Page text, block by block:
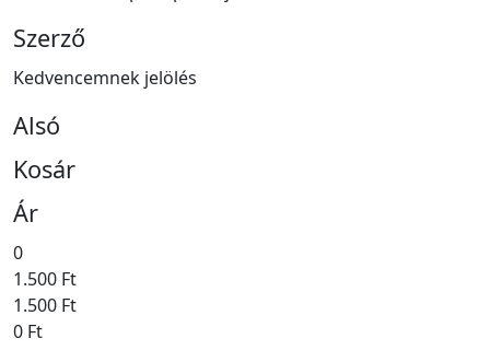
Szerző
Kedvencemnek jelölés
Alsó
Kosár
Ár
0
1.500 Ft
1.500 Ft
0 Ft